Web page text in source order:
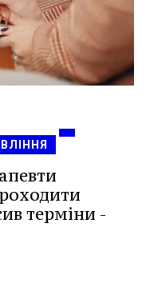
терміни -